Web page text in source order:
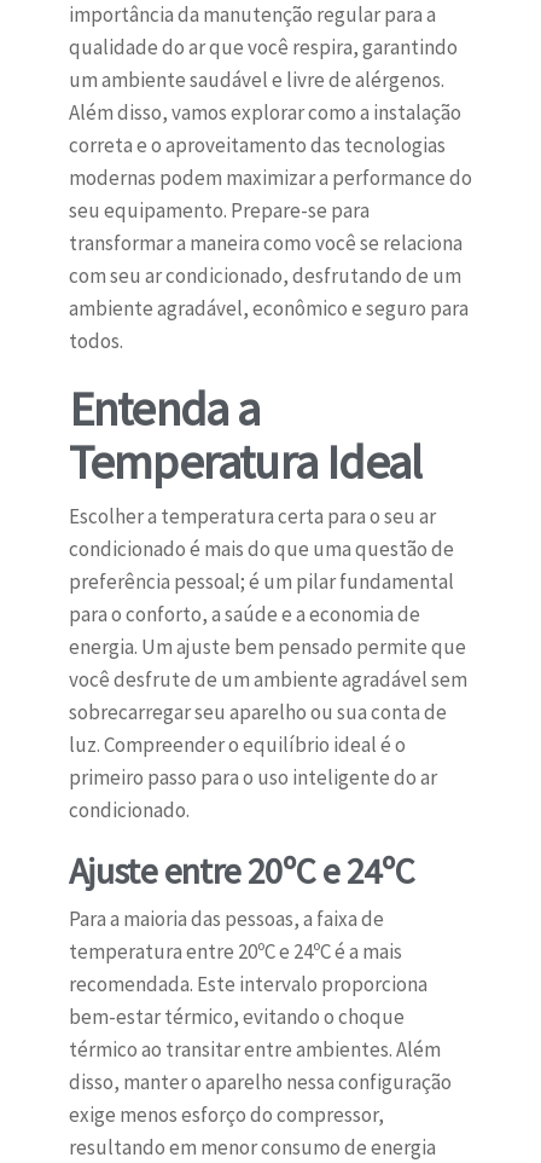
importância da manutenção regular para a
qualidade do ar que você respira, garantindo
um ambiente saudável e livre de alérgenos.
Além disso, vamos explorar como a instalação
correta e o aproveitamento das tecnologias
modernas podem maximizar a performance do
seu equipamento. Prepare-se para
transformar a maneira como você se relaciona
com seu ar condicionado, desfrutando de um
ambiente agradável, econômico e seguro para
todos.
Entenda a
Temperatura Ideal
Escolher a temperatura certa para o seu ar
condicionado é mais do que uma questão de
preferência pessoal; é um pilar fundamental
para o conforto, a saúde e a economia de
energia. Um ajuste bem pensado permite que
você desfrute de um ambiente agradável sem
sobrecarregar seu aparelho ou sua conta de
luz. Compreender o equilíbrio ideal é o
primeiro passo para o uso inteligente do ar
condicionado.
Ajuste entre 20ºC e 24ºC
Para a maioria das pessoas, a faixa de
temperatura entre 20ºC e 24ºC é a mais
recomendada. Este intervalo proporciona
bem-estar térmico, evitando o choque
térmico ao transitar entre ambientes. Além
disso, manter o aparelho nessa configuração
exige menos esforço do compressor,
resultando em menor consumo de energia